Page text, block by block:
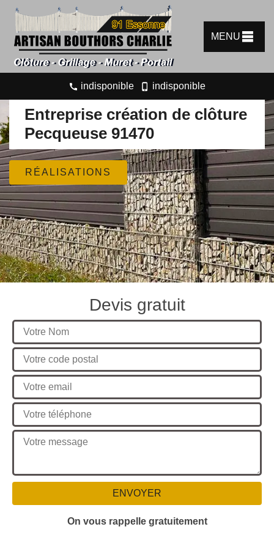
MENU
indisponible indisponible
Entreprise création de clôture
Pecqueuse 91470
RÉALISATIONS
Devis gratuit
On vous rappelle gratuitement